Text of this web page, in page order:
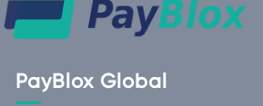
PayBlox Global